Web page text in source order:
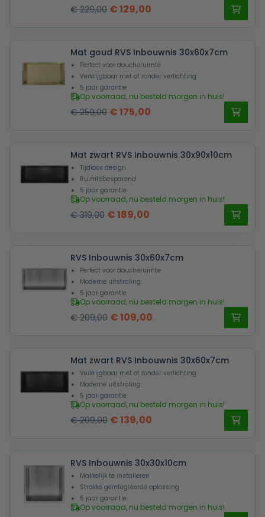
€229,00 Oorspronkelijke
was:
€ 229,00.
€129,00
is:
€ 129,00.
Mat goud RVS Inbouwnis 30x60x7cm
Perfect voor doucheruimte
Verkrijgbaar met of zonder verlichting
5 jaar garantie
Op voorraad, nu besteld morgen in huis!
€259,00 Oorspronkelijke
was:
€ 259,00.
€175,00
is:
€ 175,00.
Mat zwart RVS Inbouwnis 30x90x10cm
Tijdloos design
Ruimtebesparend
5 jaar garantie
Op voorraad, nu besteld morgen in huis!
€319,00 Oorspronkelijke
was:
€ 319,00.
€189,00
is:
€ 189,00.
RVS Inbouwnis 30x60x7cm
Perfect voor doucheruimte
Moderne uitstraling
5 jaar garantie
Op voorraad, nu besteld morgen in huis!
€209,00 Oorspronkelijke
was:
€ 209,00.
€109,00
is:
€ 109,00.
Mat zwart RVS Inbouwnis 30x60x7cm
Verkrijgbaar met of zonder verlichting
Moderne uitstraling
5 jaar garantie
Op voorraad, nu besteld morgen in huis!
€209,00 Oorspronkelijke
was:
€ 209,00.
€139,00
is:
€ 139,00.
RVS Inbouwnis 30x30x10cm
Makkelijk te installeren
Strakke geïntegreerde oplossing
5 jaar garantie
Op voorraad, nu besteld morgen in huis!